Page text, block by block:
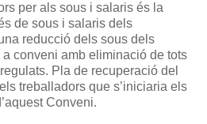
per als sous i salaris és la
de sous i salaris dels
reducció dels sous dels
conveni amb eliminació de tots
Pla de recuperació del
treballadors que s’iniciaria els
Conveni.